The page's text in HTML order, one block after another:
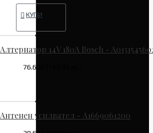
КУПИ
Алтернатор 14V 180A Bosch -
76.69€ (149.99 лв.)
Антенен усилвател - A1669061200